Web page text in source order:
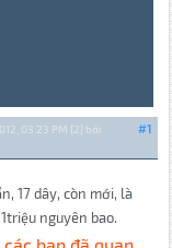
#1
03:23 PM {2} bởi
17 dây, còn mới, là
nguyên bao.